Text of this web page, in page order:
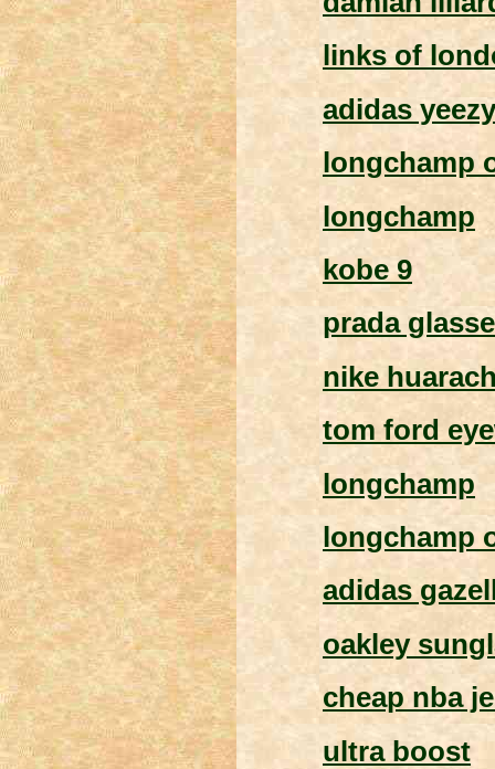
links of
adidas
longchamp
longchamp
kobe 9
prada
nike
tom ford
longchamp
longchamp
adidas
oakley
cheap nba
ultra boost